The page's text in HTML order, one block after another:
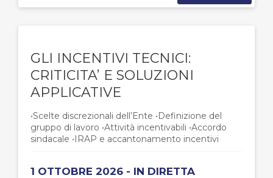
GLI INCENTIVI TECNICI:
CRITICITA’ E SOLUZIONI
APPLICATIVE
•Scelte discrezionali dell’Ente •Definizione del
gruppo di lavoro •Attività incentivabili •Accordo
sindacale •IRAP e accantonamento incentivi
1 OTTOBRE 2026 - IN DIRETTA